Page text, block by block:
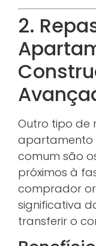
2.
Outro tipo de
apartamento
comum são
próximos à
comprador
significativa
transferir o